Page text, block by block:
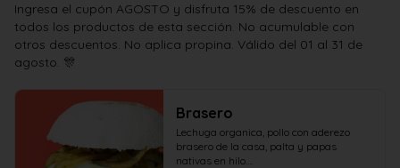
Ingresa el cupón AGOSTO y disfruta 15% de descuento en
todos los productos de esta sección. No acumulable con
otros descuentos. No aplica propina. Válido del 01 al 31 de
agosto. 🎊
Brasero
Lechuga organica, pollo con aderezo
brasero de la casa, palta y papas
nativas en hilo.